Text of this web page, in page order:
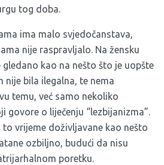
tog doba.
ima malo svjedočanstava,
nije raspravljalo. Na žensku
kao na nešto što je uopšte
nije bila ilegalna, te nema
temu, već samo nekoliko
govore o liječenju “lezbijanizma”.
to vrijeme doživljavane kao nešto
ozbiljno, budući da nisu
poretku.